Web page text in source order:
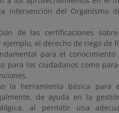
intervención del Organismo
de las certificaciones
el derecho de riego de
para el
para los ciudadanos como
la herramienta básica para
de ayuda en la
al permitir una